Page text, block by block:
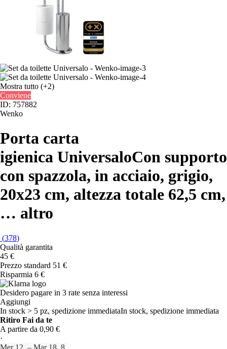
Mostra tutto (+2)
Conviene
ID: 757882
Wenko
Porta carta
igienica UniversaloCon supporto
con spazzola, in acciaio, grigio,
20x23 cm, altezza totale 62,5 cm,
… altro
(378)
Qualità garantita
45 €
Prezzo standard 51 €
Risparmia 6 €
Desidero pagare in 3 rate senza interessi
Aggiungi
In stock > 5 pz, spedizione immediataIn stock, spedizione immediata
Ritiro Fai da te
A partire da 0,90 €
·
Mer 12. – Mar 18. 8.